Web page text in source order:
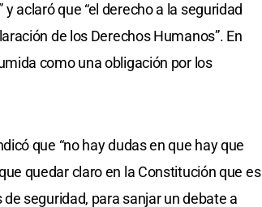
aclaró que “el derecho a la seguridad
de los Derechos Humanos”. En
como una obligación por los
que “no hay dudas en que hay que
quedar claro en la Constitución que es
seguridad, para sanjar un debate a